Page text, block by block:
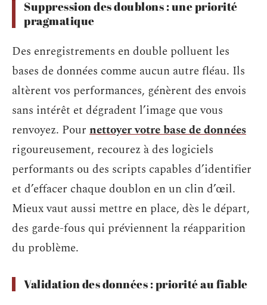
Suppression des doublons : une priorité
pragmatique
Des enregistrements en double polluent les
bases de données comme aucun autre fléau. Ils
altèrent vos performances, génèrent des envois
sans intérêt et dégradent l’image que vous
renvoyez. Pour nettoyer votre base de données
rigoureusement, recourez à des logiciels
performants ou des scripts capables d’identifier
et d’effacer chaque doublon en un clin d’œil.
Mieux vaut aussi mettre en place, dès le départ,
des garde-fous qui préviennent la réapparition
du problème.
Validation des données : priorité au fiable